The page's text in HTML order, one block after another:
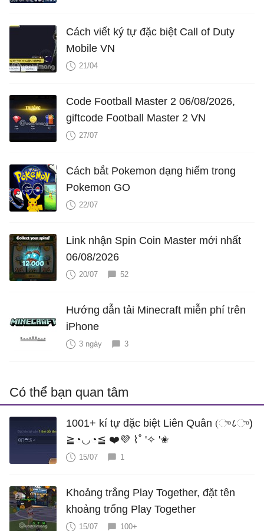
Cách viết ký tự đặc biệt Call of Duty
Mobile VN
21/04
Code Football Master 2 06/08/2026,
giftcode Football Master 2 VN
27/07
Cách bắt Pokemon dạng hiếm trong
Pokemon GO
22/07
Link nhận Spin Coin Master mới nhất
06/08/2026
20/07 52
Hướng dẫn tải Minecraft miễn phí trên
iPhone
3 ngày 3
Có thể bạn quan tâm
1001+ kí tự đặc biệt Liên Quân (ு८ு)
≧◔◡◔≦ ❤️💜 ⌇˚ '✧ '✬
15/07 1
Khoảng trắng Play Together, đặt tên
khoảng trống Play Together
15/07 100+